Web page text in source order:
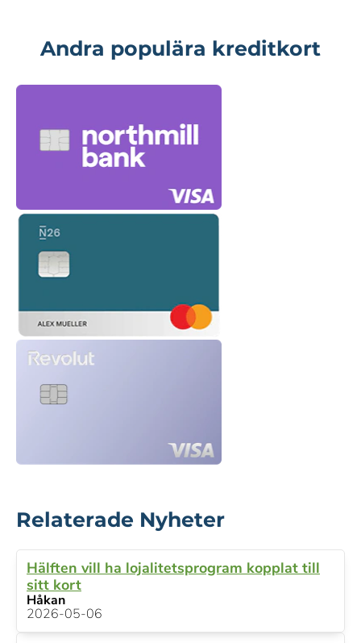
Andra populära kreditkort
Relaterade Nyheter
Hälften vill ha lojalitetsprogram kopplat till
sitt kort
Håkan
2026-05-06